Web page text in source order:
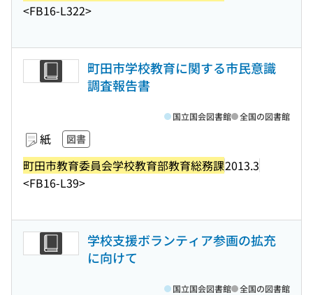
<FB16-L322>
町田市学校教育に関する市民意識
調査報告書
紙 図書
町田市教育委員会学校教育部教育総務課2013.3
<FB16-L39>
国立国会図書館 全国の図書館
学校支援ボランティア参画の拡充
に向けて
国立国会図書館 全国の図書館